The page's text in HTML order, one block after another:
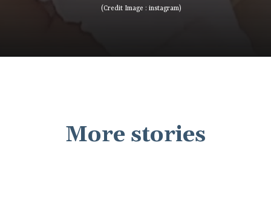
(Credit Image : instagram)
More stories